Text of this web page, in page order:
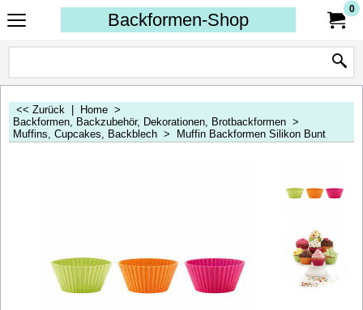
Backformen-Shop
0
<< Zurück Home >
Backformen, Backzubehör, Dekorationen, Brotbackformen >
Muffins, Cupcakes, Backblech > Muffin Backformen Silikon Bunt